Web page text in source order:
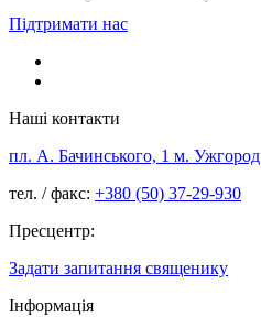
Підтримати нас
Наші контакти
пл. А. Бачинського, 1 м. Ужгород
тел. / факс: +380 (50) 37-29-930
Пресцентр:
Задати запитання священику
Інформація